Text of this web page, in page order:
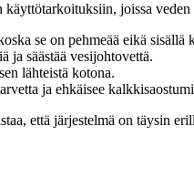
joissa
se on pehmeää eikä sisällä
ja säästää vesijohtovettä.
lähteistä kotona.
ja ehkäisee
että järjestelmä on täysin